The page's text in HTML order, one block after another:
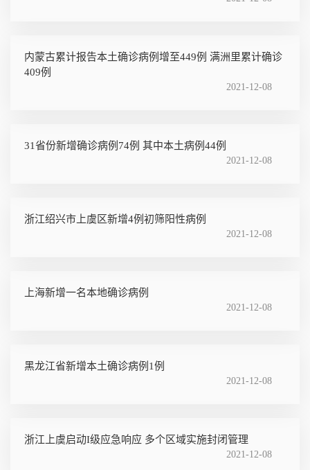
内蒙古累计报告本土确诊病例增至449例 满洲里累计确诊
409例
2021-12-08
31省份新增确诊病例74例 其中本土病例44例
2021-12-08
浙江绍兴市上虞区新增4例初筛阳性病例
2021-12-08
上海新增一名本地确诊病例
2021-12-08
黑龙江省新增本土确诊病例1例
2021-12-08
浙江上虞启动I级应急响应 多个区域实施封闭管理
2021-12-08